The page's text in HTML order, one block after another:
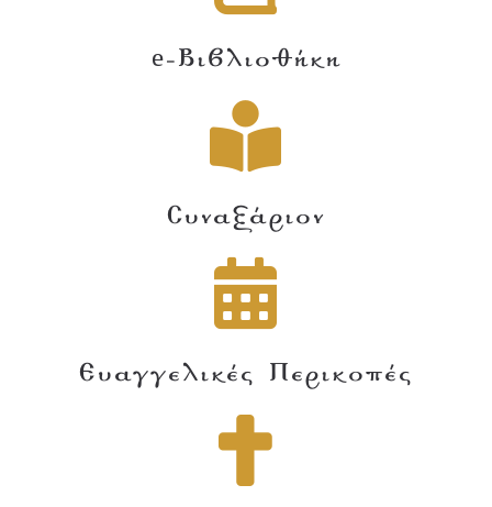
e-Βιβλιοθήκη
Συναξάριον
Ευαγγελικές Περικοπές